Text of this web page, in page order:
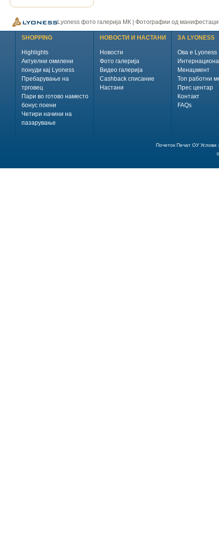
Lyoness фото галерија МК | Фотографии од
SHOPPING
Highlights
Актуелни омилени
понуди кај Lyoness
Пребарување на
трговец
Пари во готово наместо
бонус поени
Четири начини на
пазарување
НОВОСТИ И НАСТАНИ
Новости
Фото галерија
Видео галерија
Cashback списание
Настани
ЗА LYONESS
Ова е Lyoness
Менаџмент
Топ работни
Прес центар
Контакт
FAQs
Почеток Печат ОУ Услови